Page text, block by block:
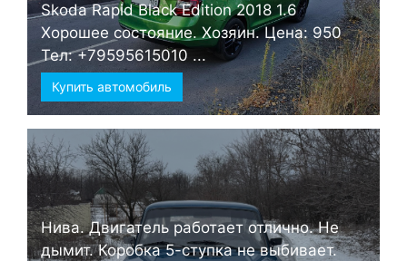
Skoda Rapid Black Edition 2018 1.6
Хорошее состояние. Хозяин. Цена: 950
Тел: +79595615010 ...
Купить автомобиль
Нива. Двигатель работает отлично. Не
дымит. Коробка 5-ступка не выбивает.